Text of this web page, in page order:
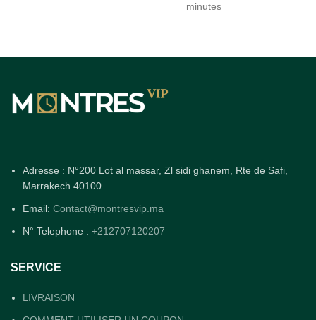
minutes
Adresse : N°200 Lot al massar, Zl sidi ghanem, Rte de Safi,
Marrakech 40100
Email: Contact@montresvip.ma
N° Telephone : +212707120207
SERVICE
LIVRAISON